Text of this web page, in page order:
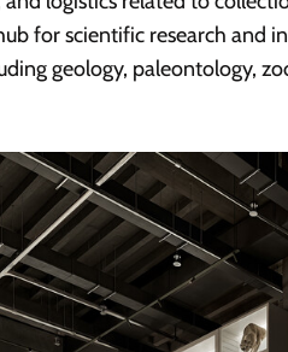
for scientific research and
geology, paleontology,